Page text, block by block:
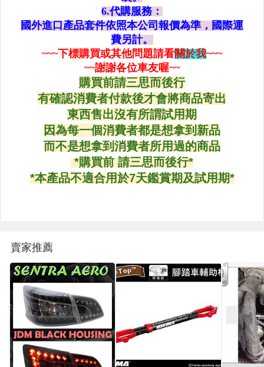
全車烤漆
皮椅改裝
水箱罩
避震器
鋁圈修復烤漆
來令片
賣家推薦